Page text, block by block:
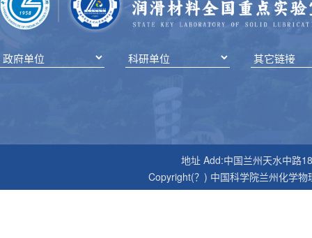
地址 Add:中国兰州天水中路
Copyright(？) 中国科学院兰州化学